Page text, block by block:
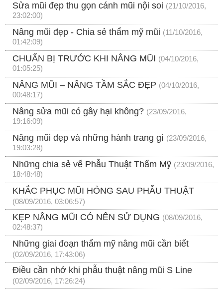
Sửa mũi đẹp thu gọn cánh mũi nội soi (21/10/2016,
23:02:00)
Nâng mũi đẹp - Chia sẻ thẩm mỹ mũi (11/10/2016,
01:42:09)
CHUẨN BỊ TRƯỚC KHI NÂNG MŨI (04/10/2016,
01:05:25)
NÂNG MŨI – NÂNG TẦM SẮC ĐẸP (04/10/2016,
00:48:17)
Nâng sửa mũi có gây hại không? (23/09/2016,
19:16:09)
Nâng mũi đẹp và những hành trang gì (23/09/2016,
19:03:28)
Những chia sẻ vể Phẫu Thuật Thẩm Mỹ (23/09/2016,
18:48:48)
KHẮC PHỤC MŨI HỎNG SAU PHẪU THUẬT
(08/09/2016, 03:06:57)
KẸP NÂNG MŨI CÓ NÊN SỬ DỤNG (08/09/2016,
02:48:37)
Những giai đoạn thẩm mỹ nâng mũi cần biết
(02/09/2016, 17:43:06)
Điều cần nhớ khi phẫu thuật nâng mũi S Line
(02/09/2016, 17:26:24)